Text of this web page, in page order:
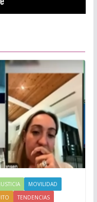
JUSTICIA
MOVILIDAD
TENDENCIAS